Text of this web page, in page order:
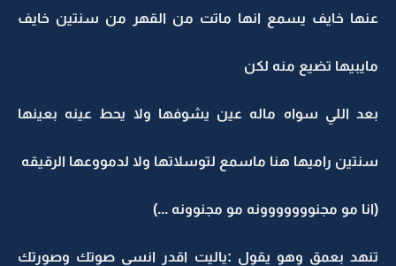
عنها خايف يسمع انها ماتت من القهر من سنتين خايف
مايبيها تضيع منه لكن
بعد اللي سواه ماله عين يشوفها ولا يحط عينه بعينها
سنتين راميها هنا ماسمع لتوسلاتها ولا لدمووعها الرقيقه
(انا مو مجنووووووونه مو مجنوونه ...)
تنهد بعمق وهو يقول :ياليت اقدر انسى صوتك وصورتك